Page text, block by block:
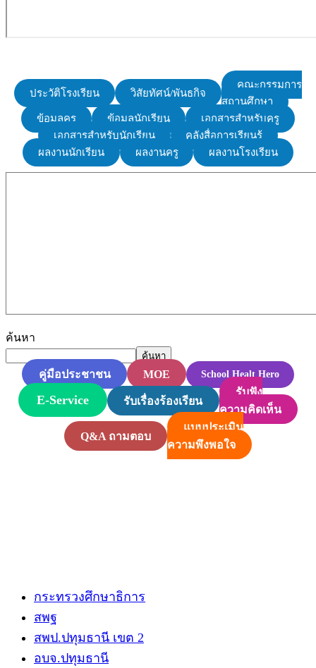
ประวัติโรงเรียน วิสัยทัศน์/พันธกิจ
คณะกรรมการ
สถานศึกษา
ข้อมูลครู
ข้อมูลนักเรียน
เอกสารสำหรับครู
เอกสารสำหรับนักเรียน
คลังสื่อการเรียนรู้
ผลงานนักเรียน
ผลงานครู ผลงานโรงเรียน
ค้นหา
ค้นหา
คู่มือประชาชน MOE School Healt Hero
E-Service รับเรื่องร้องเรียน
รับฟัง
ความคิดเห็น
Q&A ถามตอบ
แบบประเมิน
ความพึงพอใจ
กระทรวงศึกษาธิการ
สพฐ
สพป.ปทุมธานี​ เขต 2
อบจ.ปทุมธานี